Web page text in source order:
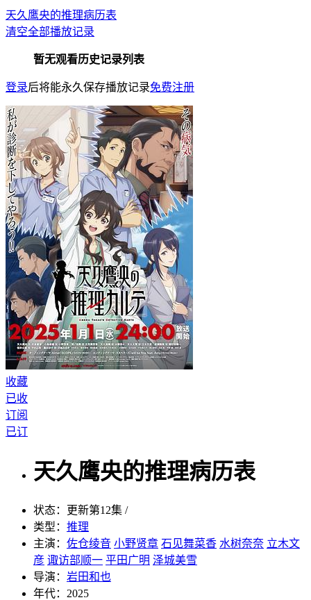
天久鹰央的推理病历表
清空全部播放记录
暂无观看历史记录列表
登录后将能永久保存播放记录免费注册
收藏
已收
订阅
已订
天久鹰央的推理病历表
状态：
更新第12集 /
类型： 推理
主演： 佐仓绫音 小野贤章 石见舞菜香 水树奈奈 立木文
彦 诹访部顺一 平田广明 泽城美雪
导演： 岩田和也
年代： 2025